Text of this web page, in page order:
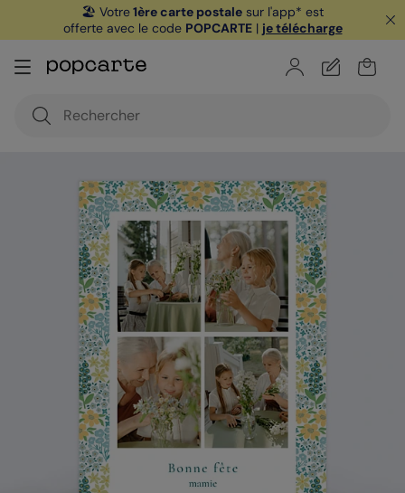
🏖️ Votre1ère carte postale sur l'app* est
offerte avec le code POPCARTE| je télécharge